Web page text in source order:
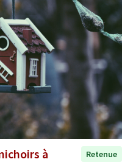
à
Retenue